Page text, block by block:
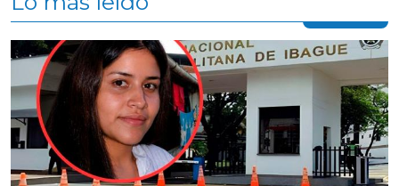
Contenido multimedia principal